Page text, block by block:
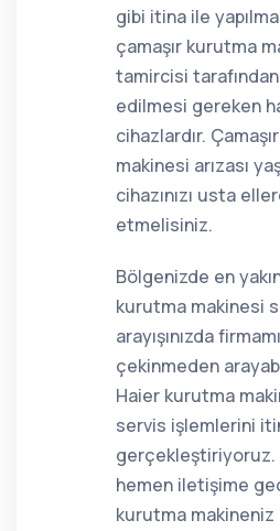
gibi itina ile
çamaşır kurutma
tamircisi
edilmesi gereken
cihazlardır.
makinesi arızası
cihazınızı usta
etmelisiniz.
Bölgenizde en
kurutma makinesi
arayışınızda
çekinmeden
Haier kurutma
servis işlemlerini
gerçekleştiriyoruz.
hemen iletişime
kurutma makineniz